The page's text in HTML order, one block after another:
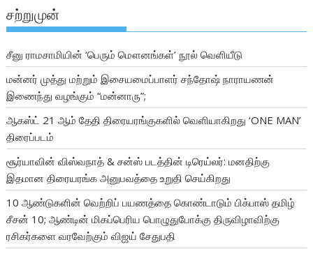
சற்றுமுன்
சீனு ராமசாமியின் ‘பெரும் மௌனங்கள்’ நூல் வெளியீடு
மன்னர் முத்து மற்றும் இசையமைப்பாளர் சந்தோஷ் நாராயணன்
இணைந்து வழங்கும் “மன்னாரு”;
ஆகஸ்ட் 21 ஆம் தேதி திரையரங்குகளில் வெளியாகிறது ‘ONE MAN’
திரைப்படம்
சூர்யாவின் விஸ்வநாத் & சன்ஸ் படத்தின் டிரெய்லர்: மனதிற்கு
இதமான திரையரங்க அனுபவத்தை உறுதி செய்கிறது
10 ஆண்டுகளின் வெற்றிப் பயணத்தை கொண்டாடும் பிக்பாஸ் தமிழ்
சீசன் 10; ஆண்டின் மிகப்பெரிய பொழுதுபோக்கு திருவிழாவிற்கு
ரசிகர்களை வரவேற்கும் விஜய் சேதுபதி